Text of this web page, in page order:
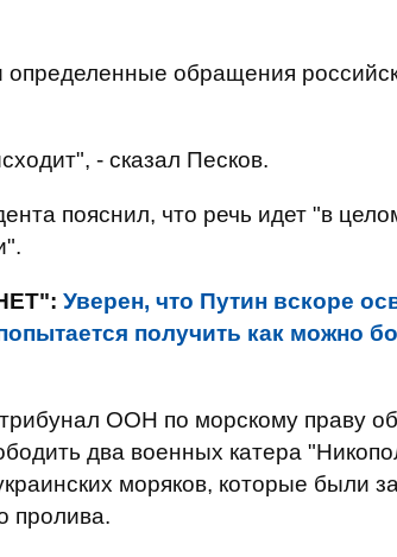
обращения
- сказал Песков.
пояснил, что речь идет "в
Уверен, что Путин вскоре
получить как можно
ООН по морскому праву
два военных катера
моряков, которые были
пролива.